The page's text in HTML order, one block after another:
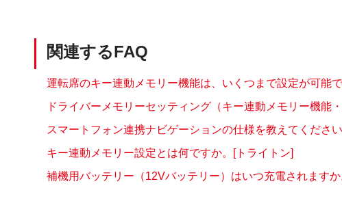
関連するFAQ
運転席のキー連動メモリー機能は、いくつまで設定が可能
ドライバーメモリーセッティング（キー連動メモリー機能
スマートフォン連携ナビゲーションの仕様を教えてくださ
キー連動メモリー設定とは何ですか。[トライトン]
補機用バッテリー（12Vバッテリー）はいつ充電されます